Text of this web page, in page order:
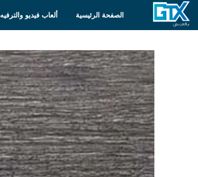
الصفحة الرئيسية ألعاب فيديو والترفيه